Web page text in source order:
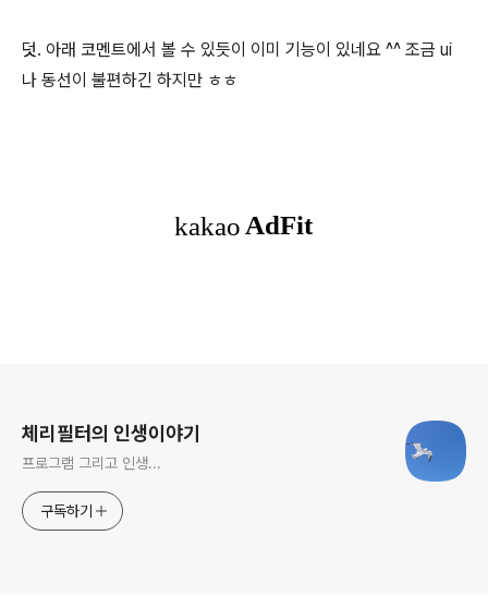
덧. 아래 코멘트에서 볼 수 있듯이 이미 기능이 있네요 ^^ 조금 ui
나 동선이 불편하긴 하지만 ㅎㅎ
체리필터의 인생이야기
프로그램 그리고 인생...
구독하기